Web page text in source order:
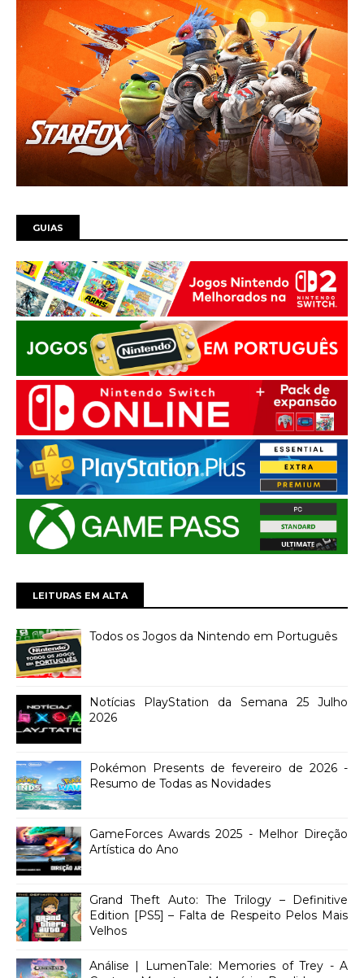
GUIAS
LEITURAS EM ALTA
Todos os Jogos da Nintendo em Português
Notícias PlayStation da Semana 25 Julho
2026
Pokémon Presents de fevereiro de 2026 -
Resumo de Todas as Novidades
GameForces Awards 2025 - Melhor Direção
Artística do Ano
Grand Theft Auto: The Trilogy – Definitive
Edition [PS5] – Falta de Respeito Pelos Mais
Velhos
Análise | LumenTale: Memories of Trey - A